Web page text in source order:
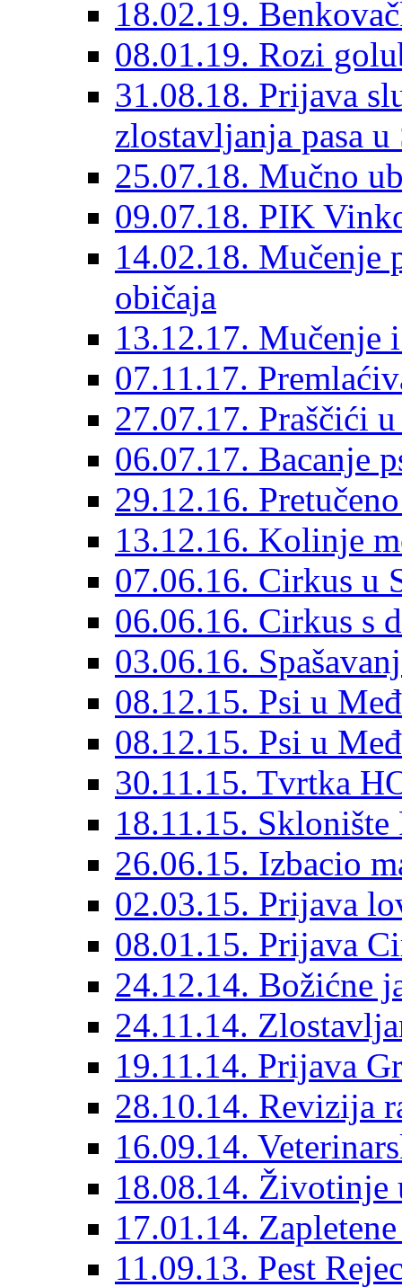
18.02.19.
08.01.19. Rozi
31.08.18. Prijava
zlostavljanja pasa
25.07.18. Mučno
09.07.18. PIK
14.02.18. Mučenje
običaja
13.12.17.
07.11.17.
27.07.17. Praščići
06.07.17. Bacanje
29.12.16.
13.12.16. Kolinje
07.06.16. Cirkus u
06.06.16. Cirkus s
03.06.16.
08.12.15. Psi u
08.12.15. Psi u
30.11.15. Tvrtka
18.11.15. Sklonište
26.06.15. Izbacio
02.03.15. Prijava
08.01.15. Prijava
24.12.14. Božićne
24.11.14.
19.11.14. Prijava
28.10.14. Revizija
16.09.14.
18.08.14.
17.01.14.
11.09.13. Pest